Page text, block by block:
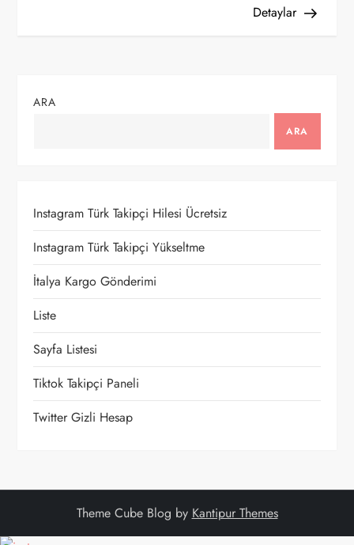
e
n
m
e
s
i
Detaylar
ARA
ARA
Instagram Türk Takipçi Hilesi Ücretsiz
Instagram Türk Takipçi Yükseltme
İtalya Kargo Gönderimi
Liste
Sayfa Listesi
Tiktok Takipçi Paneli
Twitter Gizli Hesap
Theme Cube Blog by Kantipur Themes